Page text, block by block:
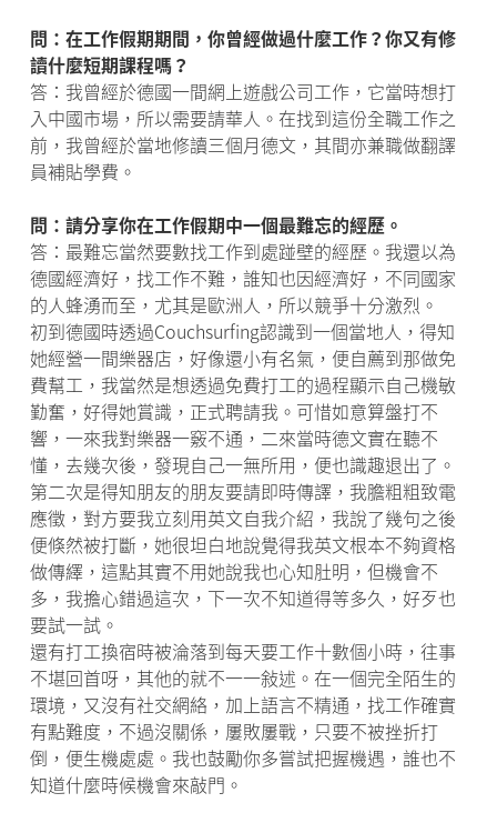
問：在工作假期期間，你曾經做過什麼工作？你又有修
讀什麼短期課程嗎？
答：我曾經於德國一間網上遊戲公司工作，它當時想打
入中國市場，所以需要請華人。在找到這份全職工作之
前，我曾經於當地修讀三個月德文，其間亦兼職做翻譯
員補貼學費。
問：請分享你在工作假期中一個最難忘的經歷。
答：最難忘當然要數找工作到處踫壁的經歷。我還以為
德國經濟好，找工作不難，誰知也因經濟好，不同國家
的人蜂湧而至，尤其是歐洲人，所以競爭十分激烈。
初到德國時透過Couchsurfing認識到一個當地人，得知
她經營一間樂器店，好像還小有名氣，便自薦到那做免
費幫工，我當然是想透過免費打工的過程顯示自己機敏
勤奮，好得她賞識，正式聘請我。可惜如意算盤打不
響，一來我對樂器一竅不通，二來當時德文實在聽不
懂，去幾次後，發現自己一無所用，便也識趣退出了。
第二次是得知朋友的朋友要請即時傳譯，我膽粗粗致電
應徵，對方要我立刻用英文自我介紹，我說了幾句之後
便倏然被打斷，她很坦白地說覺得我英文根本不夠資格
做傳繹，這點其實不用她說我也心知肚明，但機會不
多，我擔心錯過這次，下一次不知道得等多久，好歹也
要試一試。
還有打工換宿時被淪落到每天要工作十數個小時，往事
不堪回首呀，其他的就不一一敍述。在一個完全陌生的
環境，又沒有社交網絡，加上語言不精通，找工作確實
有點難度，不過沒關係，屢敗屢戰，只要不被挫折打
倒，便生機處處。我也鼓勵你多嘗試把握機遇，誰也不
知道什麼時候機會來敲門。